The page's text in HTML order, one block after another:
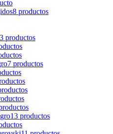
8 productos
productos
7 productos
13 productos